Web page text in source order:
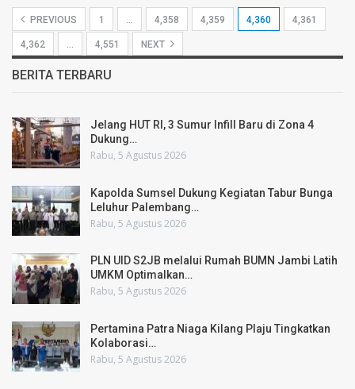
PREVIOUS 1 … 4,358 4,359 4,360 4,361
4,362 … 4,551 NEXT
BERITA TERBARU
Jelang HUT RI, 3 Sumur Infill Baru di Zona 4
Dukung…
Rabu, 5 Agustus 2026
Kapolda Sumsel Dukung Kegiatan Tabur Bunga
Leluhur Palembang…
Rabu, 5 Agustus 2026
PLN UID S2JB melalui Rumah BUMN Jambi Latih
UMKM Optimalkan…
Rabu, 5 Agustus 2026
Pertamina Patra Niaga Kilang Plaju Tingkatkan
Kolaborasi…
Rabu, 5 Agustus 2026